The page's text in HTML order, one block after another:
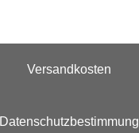
Versandkosten
Datenschutzbestimmung